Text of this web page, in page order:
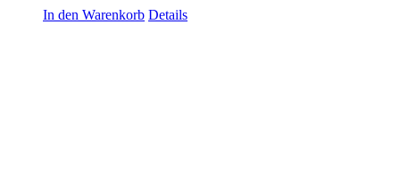
In den Warenkorb Details